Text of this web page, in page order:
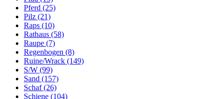
Pferd (25)
Pilz (21)
Raps (10)
Rathaus (58)
Raupe (7)
Regenbogen (8)
Ruine/Wrack (149)
S/W (99)
Sand (157)
Schaf (26)
Schiene (104)